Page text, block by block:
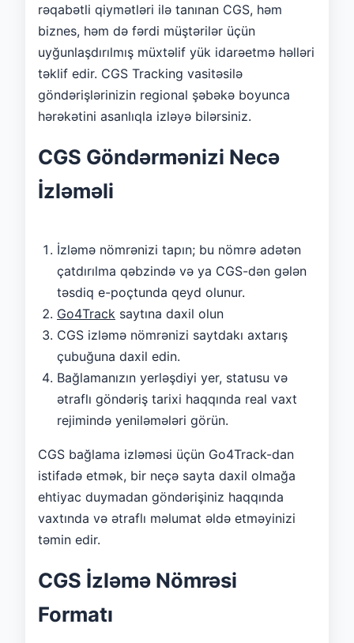
rəqabətli qiymətləri ilə tanınan CGS, həm
biznes, həm də fərdi müştərilər üçün
uyğunlaşdırılmış müxtəlif yük idarəetmə həlləri
təklif edir. CGS Tracking vasitəsilə
göndərişlərinizin regional şəbəkə boyunca
hərəkətini asanlıqla izləyə bilərsiniz.
CGS Göndərmənizi Necə
İzləməli
İzləmə nömrənizi tapın; bu nömrə adətən
çatdırılma qəbzində və ya CGS-dən gələn
təsdiq e-poçtunda qeyd olunur.
Go4Track saytına daxil olun
CGS izləmə nömrənizi saytdakı axtarış
çubuğuna daxil edin.
Bağlamanızın yerləşdiyi yer, statusu və
ətraflı göndəriş tarixi haqqında real vaxt
rejimində yeniləmələri görün.
CGS bağlama izləməsi üçün Go4Track-dan
istifadə etmək, bir neçə sayta daxil olmağa
ehtiyac duymadan göndərişiniz haqqında
vaxtında və ətraflı məlumat əldə etməyinizi
təmin edir.
CGS İzləmə Nömrəsi
Formatı